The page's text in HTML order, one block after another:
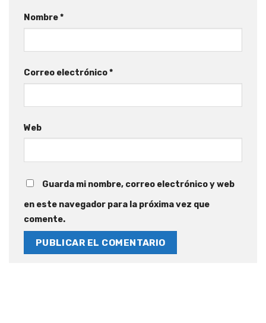
Nombre*
Correo electrónico*
Web
Guarda mi nombre, correo electrónico y web
en este navegador para la próxima vez que
comente.